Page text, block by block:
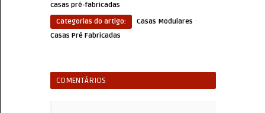
casas pré-fabricadas
Categorias do artigo:
Casas Modulares ·
Casas Pré Fabricadas
COMENTÁRIOS